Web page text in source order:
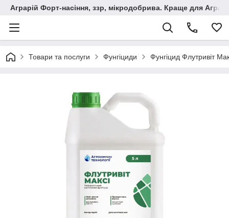
Аграрій Форт-насіння, ззр, мікродобрива. Краще для
Товари та послуги Фунгіциди Фунгіцид Флутривіт